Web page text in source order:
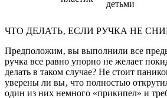
детьми
ЧТО ДЕЛАТЬ‚ ЕСЛИ РУЧКА НЕ
Предположим‚ вы выполнили все
ручка все равно упорно не желает
делать в таком случае? Не стоит
уверены ли вы‚ что полностью
один из них немного «прикипел» и